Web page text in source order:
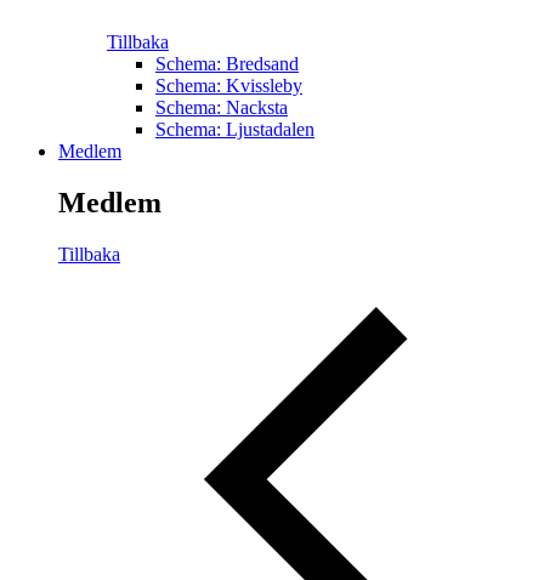
Tillbaka
Schema: Bredsand
Schema: Kvissleby
Schema: Nacksta
Schema: Ljustadalen
Medlem
Medlem
Tillbaka